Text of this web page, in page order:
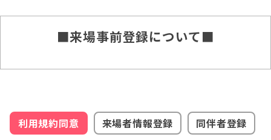
■来場事前登録について■
利用規約同意 来場者情報登録
同伴者登録